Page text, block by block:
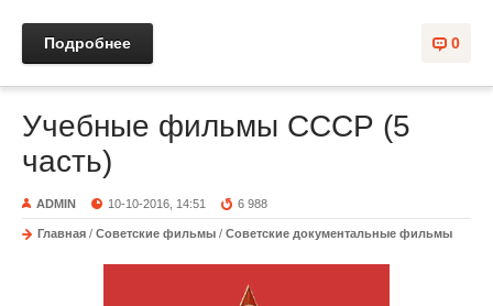
0
Подробнее
Учебные фильмы СССР (5
часть)
ADMIN 10-10-2016, 14:51 6 988
Главная / Советские фильмы / Советские документальные фильмы